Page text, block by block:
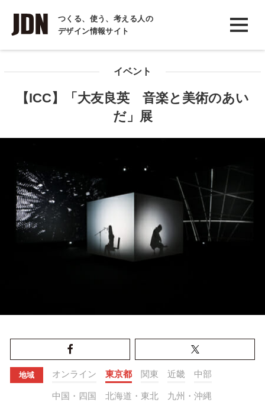
つくる、使う、考える人の
デザイン情報サイト
INTERVIEW
インタビュー
イベント
【ICC】「大友良英 音楽と美術のあい
だ」展
地域 オンライン 東京都 関東 近畿 中部
中国・四国 北海道・東北 九州・沖縄